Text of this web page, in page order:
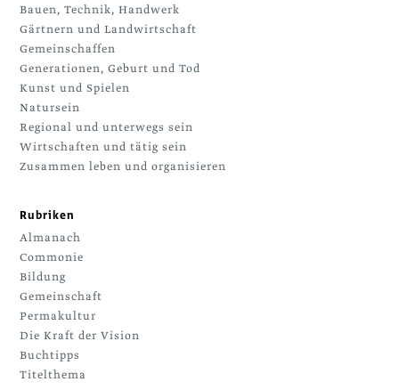
Bauen, Technik, Handwerk
Gärtnern und Landwirtschaft
Gemeinschaffen
Generationen, Geburt und Tod
Kunst und Spielen
Natursein
Regional und unterwegs sein
Wirtschaften und tätig sein
Zusammen leben und organisieren
Rubriken
Almanach
Commonie
Bildung
Gemeinschaft
Permakultur
Die Kraft der Vision
Buchtipps
Titelthema